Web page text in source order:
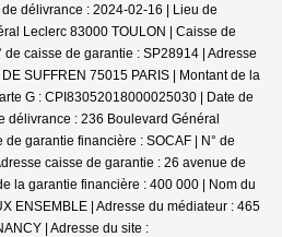
délivrance : 2024-02-16 | Lieu de
Leclerc 83000 TOULON | Caisse de
de caisse de garantie : SP28914 | Adresse
SUFFREN 75015 PARIS | Montant de la
G : CPI83052018000025030 | Date de
délivrance : 236 Boulevard Général
garantie financière : SOCAF | N° de
caisse de garantie : 26 avenue de
la garantie financière : 400 000 | Nom du
ENSEMBLE | Adresse du médiateur : 465
| Adresse du site :